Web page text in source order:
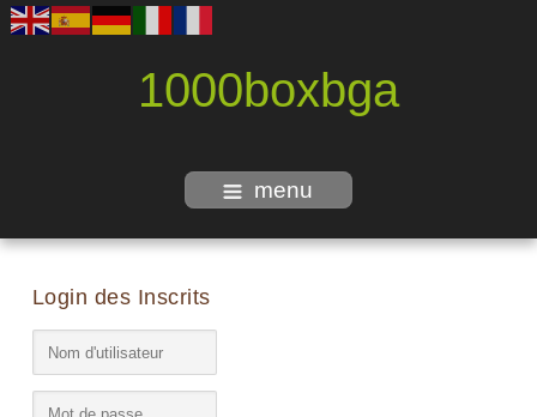
1000boxbga
menu
Login des Inscrits